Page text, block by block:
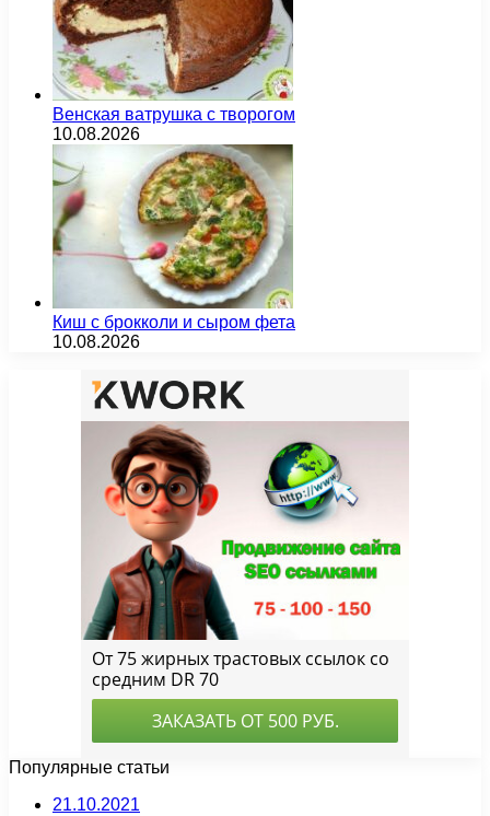
Венская ватрушка с творогом
10.08.2026
Киш с брокколи и сыром фета
10.08.2026
Популярные статьи
21.10.2021